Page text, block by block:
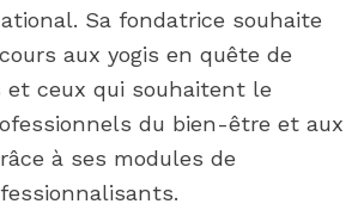
Sa fondatrice souhaite
aux yogis en quête de
et ceux qui souhaitent le
du bien-être et aux
à ses modules de